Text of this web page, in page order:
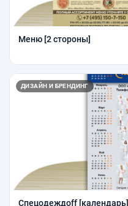
Меню [2 стороны]
ДИЗАЙН И БРЕНДИНГ
Спецодеждoff [календарь]